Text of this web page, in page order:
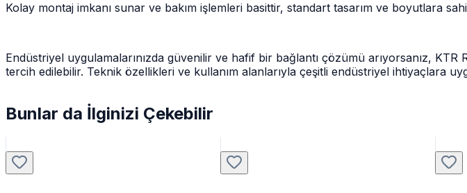
Kolay montaj imkanı sunar ve bakım işlemleri basittir, standart tasarım ve boyutlara
Endüstriyel uygulamalarınızda güvenilir ve hafif bir bağlantı çözümü arıyorsanız,
tercih edilebilir. Teknik özellikleri ve kullanım alanlarıyla çeşitli endüstriyel ihtiyaçlara
Bunlar da İlginizi Çekebilir